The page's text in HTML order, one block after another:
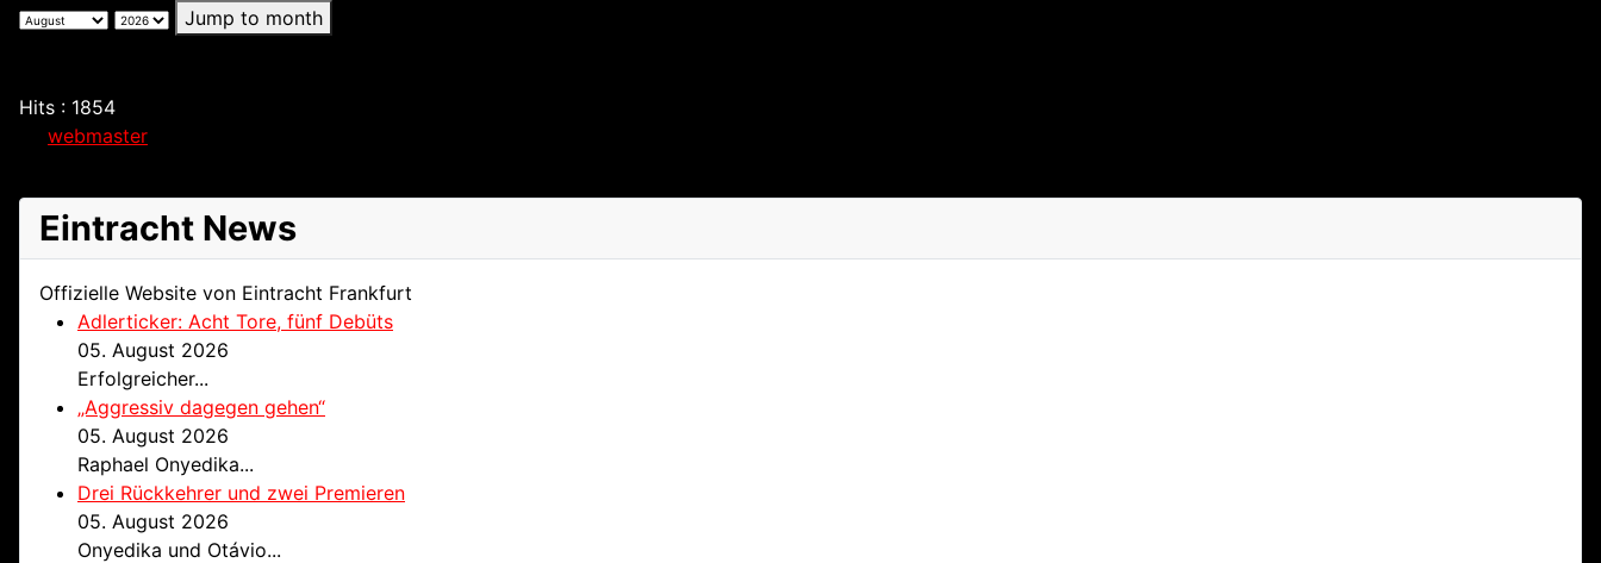
Jump to month
Hits : 1854
webmaster
Eintracht News
Offizielle Website von Eintracht Frankfurt
Adlerticker: Acht Tore, fünf Debüts
05. August 2026
Erfolgreicher...
„Aggressiv dagegen gehen“
05. August 2026
Raphael Onyedika...
Drei Rückkehrer und zwei Premieren
05. August 2026
Onyedika und Otávio...